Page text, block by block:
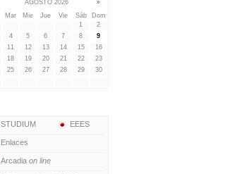
STUDIUM EEES
Enlaces
Arcadia on line